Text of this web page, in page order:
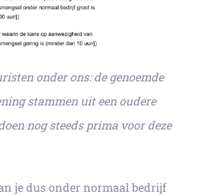
onder ons: de genoemde
stammen uit een oudere
nog steeds prima voor deze
je dus onder normaal bedrijf